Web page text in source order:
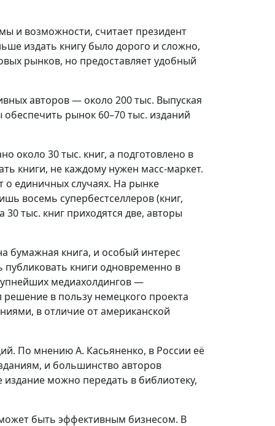
и возможности, считает президент
издать книгу было дорого и сложно,
рынков, но предоставляет удобный
авторов — около 200 тыс. Выпуская
рынок 60–70 тыс. изданий
около 30 тыс. книг, а подготовлено в
книги, не каждому нужен масс-маркет.
о единичных случаях. На рынке
восемь супербестселлеров (книг,
тыс. книг приходятся две, авторы
бумажная книга, и особый интерес
книги одновременно в
медиахолдингов —
в пользу немецкого проекта
в отличие от американской
По мнению А. Касьяненко, в России её
и большинство авторов
можно передать в библиотеку,
быть эффективным бизнесом. В